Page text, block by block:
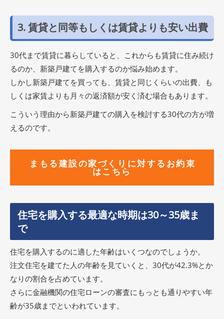
3. 賃貸と同等もしくは賃貸よりも安い出費
30代まで賃貸に暮らしていると、これからも賃貸に住み続け
るのか、新築戸建てを購入するのか悩み始めます。
しかし新築戸建てを買っても、賃貸と同じくらいの出費、も
しくは家賃よりも月々の返済額が安く済む場合もあります。
こういう理由から新築戸建ての購入を検討する30代の方が増
えるのです。
まもる建設の家づくりに対するお約束
はこちら
住宅を購入する最適な時期は30～35歳ま
で
住宅を購入するのに適した年齢はいくつなのでしょうか。
注文住宅を建てた人の年齢を見ていくと、30代が42.3%とか
なりの割合を占めています。
さらに金融機関の住宅ローンの審査にもっとも通りやすい年
齢が35歳までといわれています。